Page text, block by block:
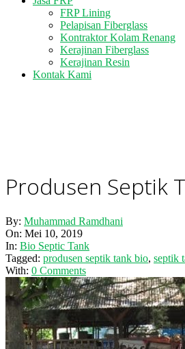
FRP Lining
Pelapisan Fiberglass
Kontraktor Kolam Renang
Kerajinan Fiberglass
Kerajinan Resin
Kontak Kami
Produsen Septik
By: Muhammad Ramdhani
On: Mei 10, 2019
In: Bio Septic Tank
Tagged: produsen septik tank bio, septik
With: 0 Comments